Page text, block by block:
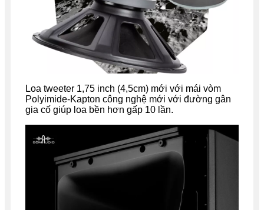
Loa tweeter 1,75 inch (4,5cm) mới với mái vòm
Polyimide-Kapton công nghệ mới với đường gân
gia cố giúp loa bền hơn gấp 10 lần.